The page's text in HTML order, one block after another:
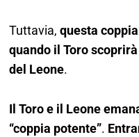
Tuttavia,questa
quando il Toro
del Leone.
Il Toro e il Leone
“coppia potente”.